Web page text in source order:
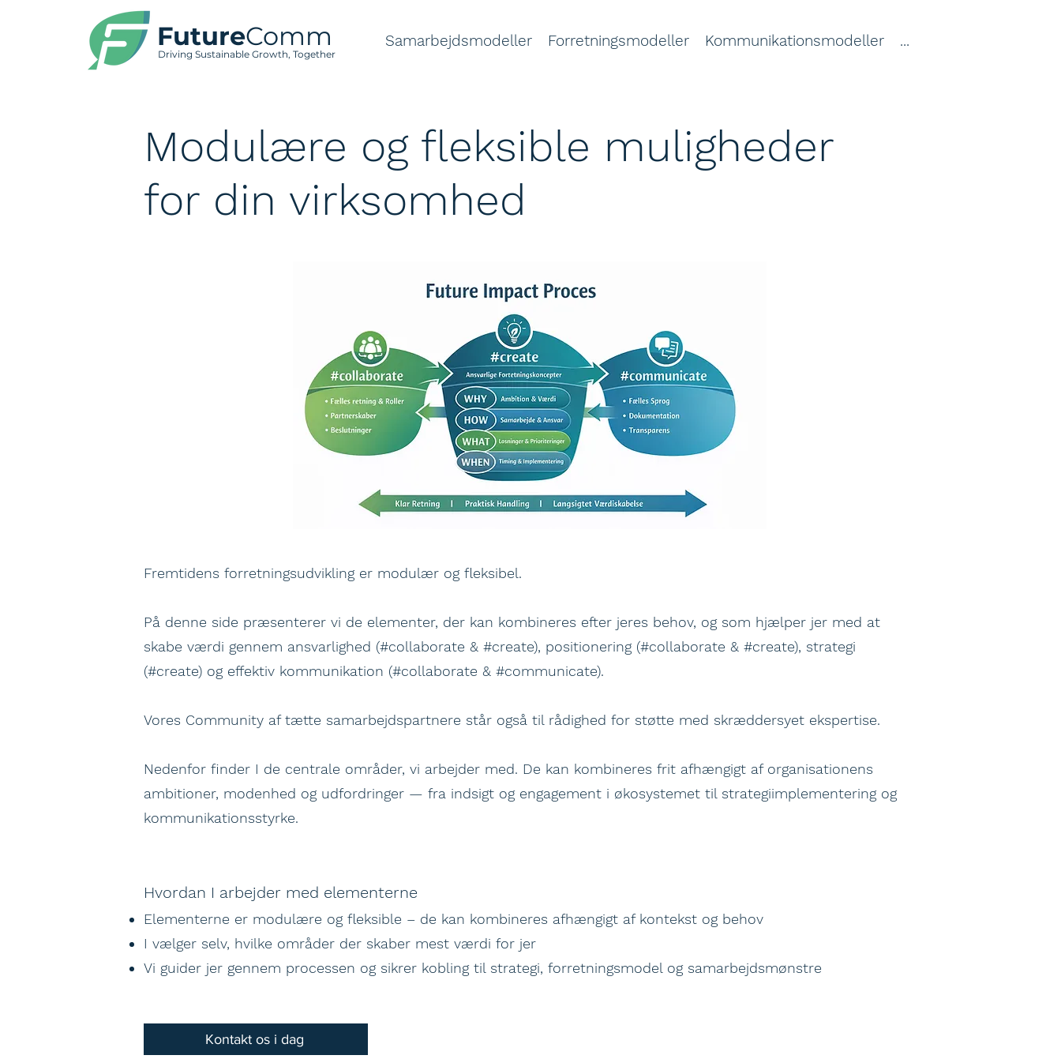
FutureComm Samarbejdsmodeller Forretningsmodeller Kommunikationsmodeller ...
Driving Sustainable Growth, Together
Modulære og fleksible muligheder
for din virksomhed
Fremtidens forretningsudvikling er modulær og fleksibel.
På denne side præsenterer vi de elementer, der kan kombineres efter jeres behov, og som hjælper jer med at
skabe værdi gennem ansvarlighed (#collaborate & #create), positionering (#collaborate & #create), strategi
(#create) og effektiv kommunikation (#collaborate & #communicate).
Vores Community af tætte samarbejdspartnere står også til rådighed for støtte med skræddersyet ekspertise.
Nedenfor finder I de centrale områder, vi arbejder med. De kan kombineres frit afhængigt af organisationens
ambitioner, modenhed og udfordringer — fra indsigt og engagement i økosystemet til strategiimplementering og
kommunikationsstyrke.
Hvordan I arbejder med elementerne
Elementerne er modulære og fleksible – de kan kombineres afhængigt af kontekst og behov
I vælger selv, hvilke områder der skaber mest værdi for jer
Vi guider jer gennem processen og sikrer kobling til strategi, forretningsmodel og samarbejdsmønstre
Kontakt os i dag